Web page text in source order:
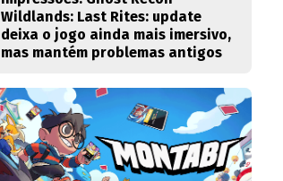
Wildlands: Last Rites: update
deixa o jogo ainda mais imersivo,
mas mantém problemas antigos